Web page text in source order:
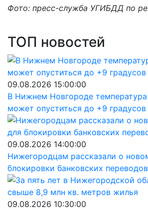
Фото: пресс-служба УГИБДД по
ТОП новостей
09.08.2026 15:00:00
В Нижнем Новгороде температура
может опуститься до +9 градусов
09.08.2026 14:00:00
Нижегородцам рассказали о
блокировки банковских переводов
09.08.2026 10:30:00